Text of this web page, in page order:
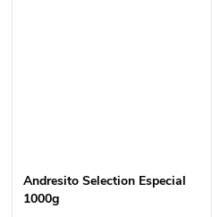
Andresito Selection Especial
1000g